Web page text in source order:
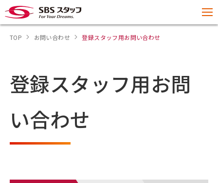
TOP お問い合わせ 登録スタッフ用お問い合わせ
登録スタッフ用お問
い合わせ